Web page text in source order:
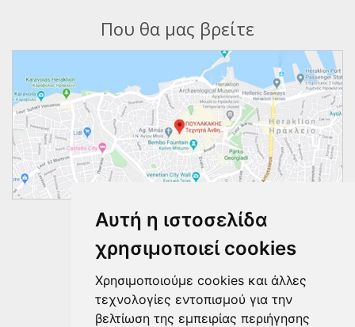
Αυτή η ιστοσελίδα
χρησιμοποιεί cookies
Χρησιμοποιούμε cookies και άλλες
τεχνολογίες εντοπισμού για την
βελτίωση της εμπειρίας περιήγησης
Που θα μας βρείτε
Ακολουθήστε μας